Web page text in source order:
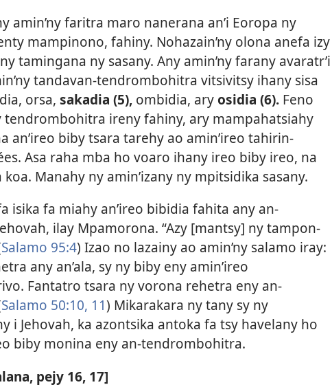
amin’ny faritra maro nanerana an’i Eoropa ny
mampinono, fahiny. Nohazain’ny olona anefa izy
tamingana ny sasany. Any amin’ny farany avaratr’i
tandavan-tendrombohitra vitsivitsy ihany sisa
orsa, sakadia (5), ombidia, ary osidia (6). Feno
ireny fahiny, ary mampahatsiahy
an’ireo biby tsara tarehy ao amin’ireo tahirin-
Asa raha mba ho voaro ihany ireo biby ireo, na
Manahy ny amin’izany ny mpitsidika sasany.
isika fa miahy an’ireo bibidia fahita any an-
ilay Mpamorona. “Azy [mantsy] ny tampon-
Salamo 95:4) Izao no lazainy ao amin’ny salamo iray:
any an’ala, sy ny biby eny amin’ireo
Fantatro tsara ny vorona rehetra eny an-
Salamo 50:10, 11) Mikarakara ny tany sy ny
i Jehovah, ka azontsika antoka fa tsy havelany ho
biby monina eny an-tendrombohitra.
pejy 16, 17]